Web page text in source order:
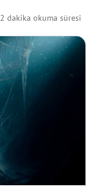
2 dakika okuma süresi